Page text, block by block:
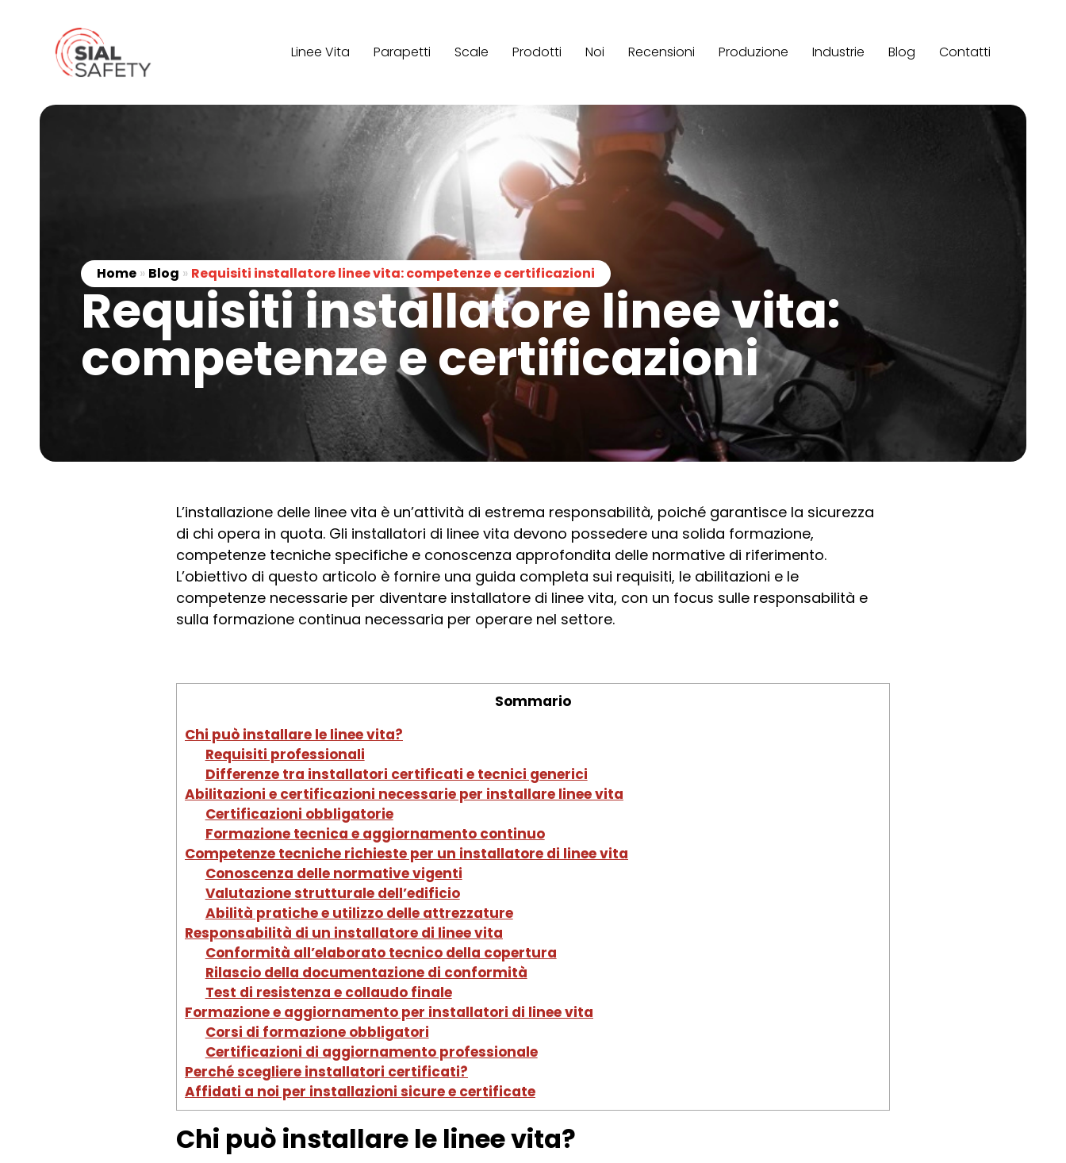
Linee Vita Parapetti Scale Prodotti Noi Recensioni Produzione Industrie Blog Contatti
Home » Blog » Requisiti installatore linee vita: competenze e certificazioni
Requisiti installatore linee vita:
competenze e certificazioni
L’installazione delle linee vita è un’attività di estrema responsabilità, poiché garantisce la sicurezza
di chi opera in quota. Gli installatori di linee vita devono possedere una solida formazione,
competenze tecniche specifiche e conoscenza approfondita delle normative di riferimento.
L’obiettivo di questo articolo è fornire una guida completa sui requisiti, le abilitazioni e le
competenze necessarie per diventare installatore di linee vita, con un focus sulle responsabilità e
sulla formazione continua necessaria per operare nel settore.
Sommario
Chi può installare le linee vita?
Requisiti professionali
Differenze tra installatori certificati e tecnici generici
Abilitazioni e certificazioni necessarie per installare linee vita
Certificazioni obbligatorie
Formazione tecnica e aggiornamento continuo
Competenze tecniche richieste per un installatore di linee vita
Conoscenza delle normative vigenti
Valutazione strutturale dell’edificio
Abilità pratiche e utilizzo delle attrezzature
Responsabilità di un installatore di linee vita
Conformità all’elaborato tecnico della copertura
Rilascio della documentazione di conformità
Test di resistenza e collaudo finale
Formazione e aggiornamento per installatori di linee vita
Corsi di formazione obbligatori
Certificazioni di aggiornamento professionale
Perché scegliere installatori certificati?
Affidati a noi per installazioni sicure e certificate
Chi può installare le linee vita?